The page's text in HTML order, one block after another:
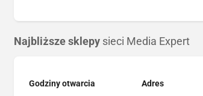
Najbliższe sklepy sieci Media Expert
Godziny otwarcia Adres